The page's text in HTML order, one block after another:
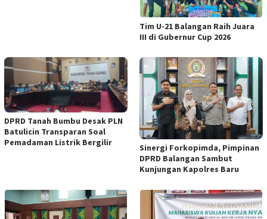
Tim U-21 Balangan Raih Juara
III di Gubernur Cup 2026
DPRD Tanah Bumbu Desak PLN
Batulicin Transparan Soal
Pemadaman Listrik Bergilir
Sinergi Forkopimda, Pimpinan
DPRD Balangan Sambut
Kunjungan Kapolres Baru